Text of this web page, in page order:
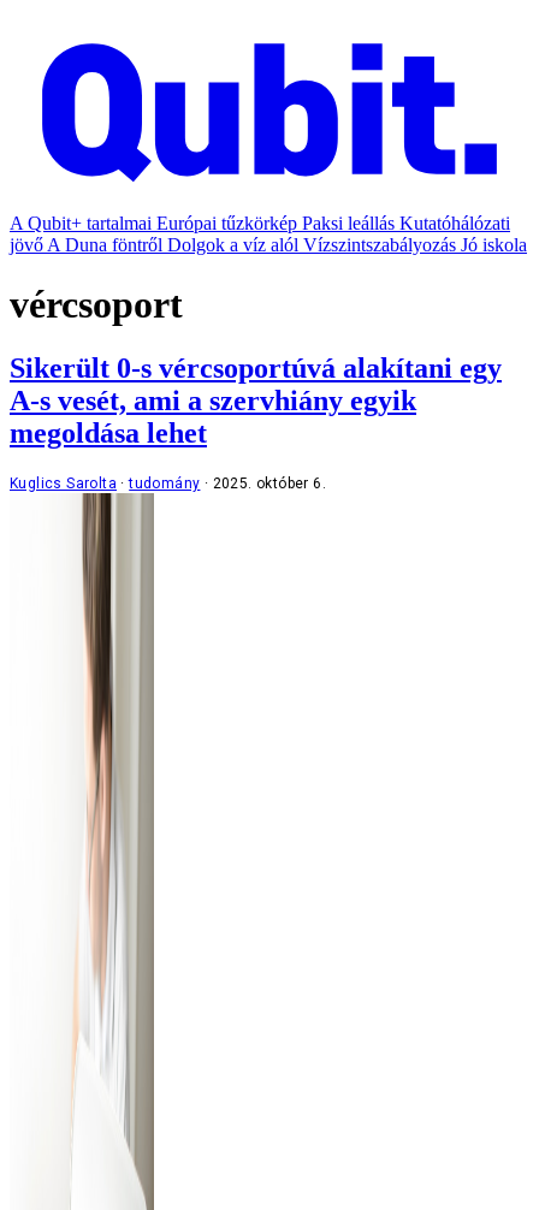
A Qubit+ tartalmai Európai tűzkörkép Paksi leállás Kutatóhálózati
jövő A Duna föntről Dolgok a víz alól Vízszintszabályozás Jó iskola
vércsoport
Sikerült 0-s vércsoportúvá alakítani egy
A-s vesét, ami a szervhiány egyik
megoldása lehet
Kuglics Sarolta tudomány 2025. október 6.